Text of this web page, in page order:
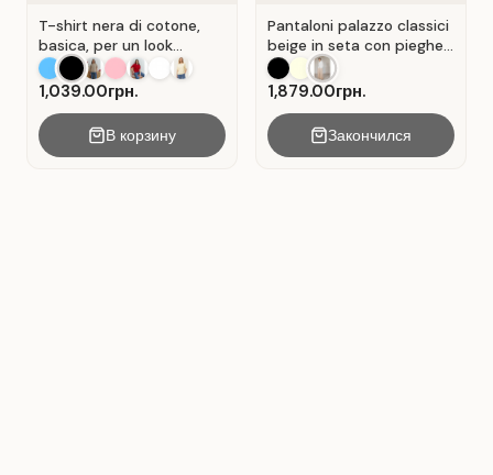
T-shirt nera di cotone,
basica, per un look
casual. Colore Nero.
1,039.00грн.
В корзину
Pantaloni palazzo classici
beige in seta con pieghe .
Beige.
1,879.00грн.
Закончился